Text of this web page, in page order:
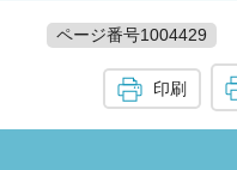
ページ番号1004429
印刷